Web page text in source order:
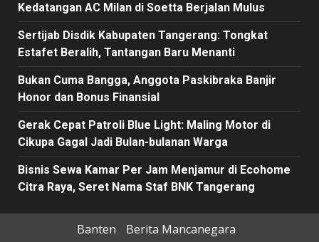
Kedatangan AC Milan di Soetta Berjalan Mulus
Sertijab Disdik Kabupaten Tangerang: Tongkat
Estafet Beralih, Tantangan Baru Menanti
Bukan Cuma Bangga, Anggota Paskibraka Banjir
Honor dan Bonus Finansial
Gerak Cepat Patroli Blue Light: Maling Motor di
Cikupa Gagal Jadi Bulan-bulanan Warga
Bisnis Sewa Kamar Per Jam Menjamur di Ecohome
Citra Raya, Seret Nama Staf BNK Tangerang
Banten
Berita Mancanegara